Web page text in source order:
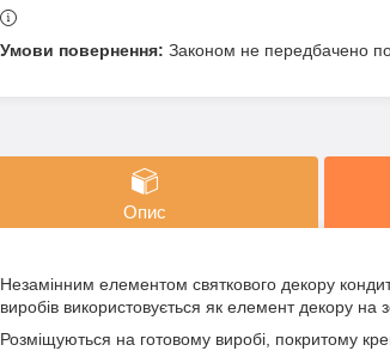
Законом не передбачено
Опис
Незамінним елементом святкового декору
виробів використовується як елемент декору на
Розміщуються на готовому виробі, покритому